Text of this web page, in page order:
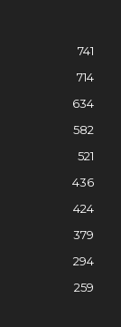
741
714
634
582
521
436
424
379
294
259